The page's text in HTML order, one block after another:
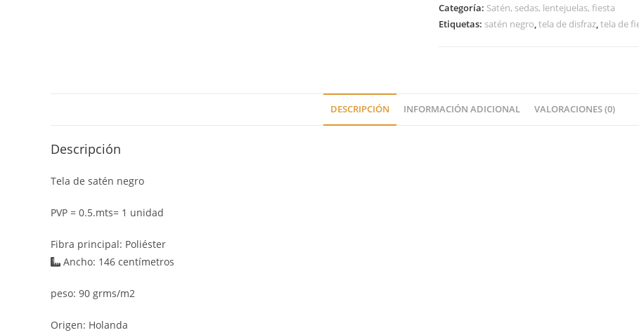
Categoría: Satén, sedas, lentejuelas, fiesta
Etiquetas: satén negro,tela de disfraz,tela de
DESCRIPCIÓN INFORMACIÓN ADICIONAL VALORACIONES (0)
Descripción
Tela de satén negro
PVP = 0.5.mts= 1 unidad
Fibra principal: Poliéster
Ancho: 146 centímetros
peso: 90 grms/m2
Origen: Holanda